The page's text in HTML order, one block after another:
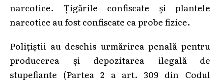
narcotice. Țigările confiscate și plantele
narcotice au fost confiscate ca probe fizice.
Polițiștii au deschis urmărirea penală pentru
producerea și depozitarea ilegală de
stupefiante (Partea 2 a art. 309 din Codul